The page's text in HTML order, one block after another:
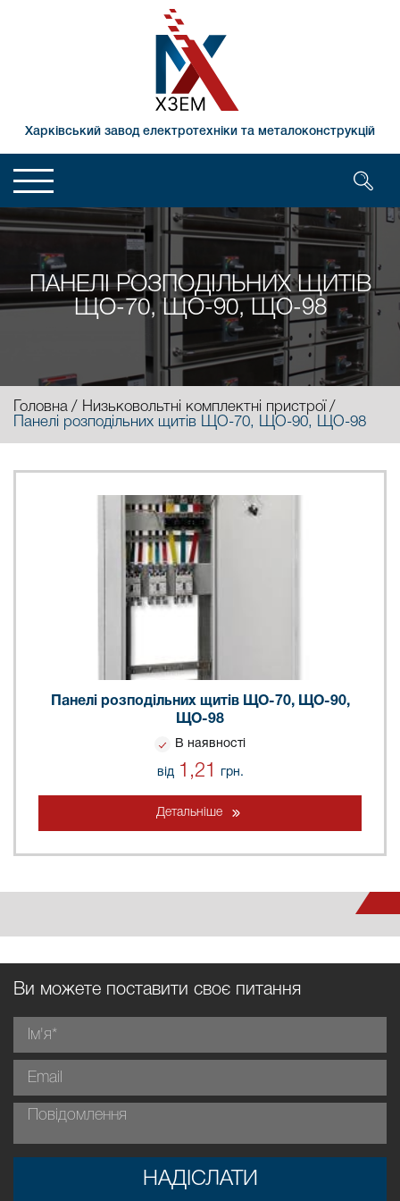
Харківський завод електротехніки та металоконструкцій
ПАНЕЛІ РОЗПОДІЛЬНИХ ЩИТІВ
ЩО-70, ЩО-90, ЩО-98
Головна
Низьковольтні комплектні пристрої
Панелі розподільних щитів ЩО-70, ЩО-90, ЩО-98
від 1,21 грн.
Панелі розподільних щитів ЩО-70, ЩО-90,
ЩО-98
В наявності
Детальніше
Ви можете поставити своє питання
НАДІСЛАТИ